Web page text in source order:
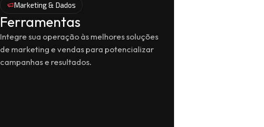
Marketing & Dados
Ferramentas
Integre sua operação às melhores soluções
de marketing e vendas para potencializar
campanhas e resultados.